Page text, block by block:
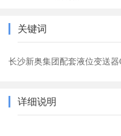
关键词
长沙新奥集团配套液位变送
详细说明